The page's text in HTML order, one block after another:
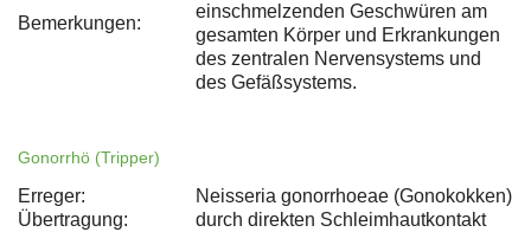
Bemerkungen:
einschmelzenden Geschwüren am
gesamten Körper und Erkrankungen
des zentralen Nervensystems und
des Gefäßsystems.
Gonorrhö (Tripper)
Erreger:
Neisseria gonorrhoeae (Gonokokken)
Übertragung:
durch direkten Schleimhautkontakt